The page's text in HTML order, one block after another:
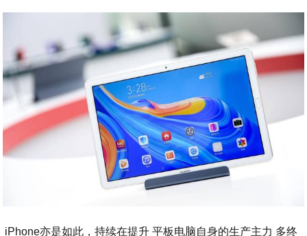
iPhone亦是如此，持续在提升 平板电脑自身的生产主力 多终